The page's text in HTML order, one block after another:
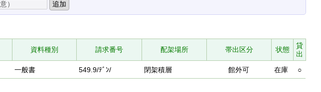
資料種別 請求番号 配架場所 帯出区分 状態
貸
出
一般書 549.9/ﾃﾞﾝ/ 閉架積層 館外可 在庫 ○